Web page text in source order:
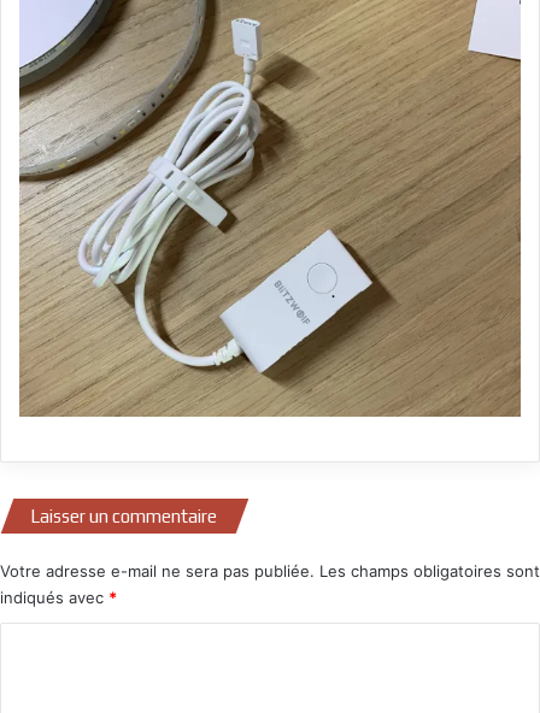
Laisser un commentaire
Votre adresse e-mail ne sera pas publiée. Les champs obligatoires sont
indiqués avec *